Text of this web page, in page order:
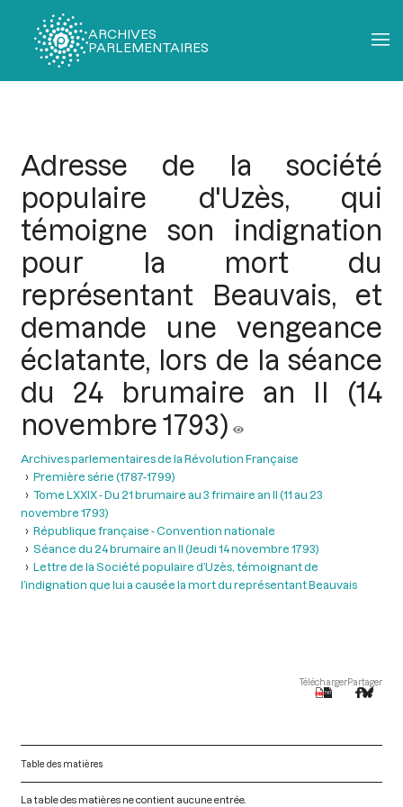
ARCHIVES
PARLEMENTAIRES
Adresse de la société
populaire d'Uzès, qui
témoigne son indignation
pour la mort du
représentant Beauvais, et
demande une vengeance
éclatante, lors de la séance
du 24 brumaire an II (14
novembre 1793)
Archives parlementaires de la Révolution Française
Première série (1787-1799)
Tome LXXIX - Du 21 brumaire au 3 frimaire an II (11 au 23
novembre 1793)
République française - Convention nationale
Séance du 24 brumaire an II (Jeudi 14 novembre 1793)
Lettre de la Société populaire d’Uzès, témoignant de
l’indignation que lui a causée la mort du représentant Beauvais
TéléchargerPartager
Table des matières
La table des matières ne contient aucune entrée.